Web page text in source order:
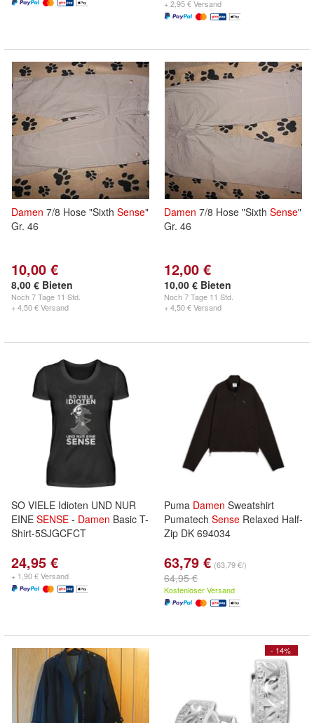
+ 2,95 € Versand
Damen 7/8 Hose "Sixth Sense"
Gr. 46
10,00 €
8,00 € Bieten
Noch7 Tage 11 Std.
+ 4,50 € Versand
Damen 7/8 Hose "Sixth Sense"
Gr. 46
12,00 €
10,00 € Bieten
Noch7 Tage 11 Std.
+ 4,50 € Versand
SO VIELE Idioten UND NUR
EINE SENSE - Damen Basic T-
Shirt-5SJGCFCT
24,95 €
+ 1,90 € Versand
Puma Damen Sweatshirt
Pumatech Sense Relaxed Half-
Zip DK 694034
63,79 € (63,79 €/)
64,95 €
Kostenloser Versand
- 14%